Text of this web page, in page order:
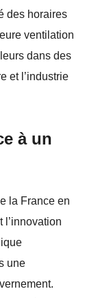
des horaires
ventilation
dans des
et l’industrie
à un
la France en
l’innovation
une